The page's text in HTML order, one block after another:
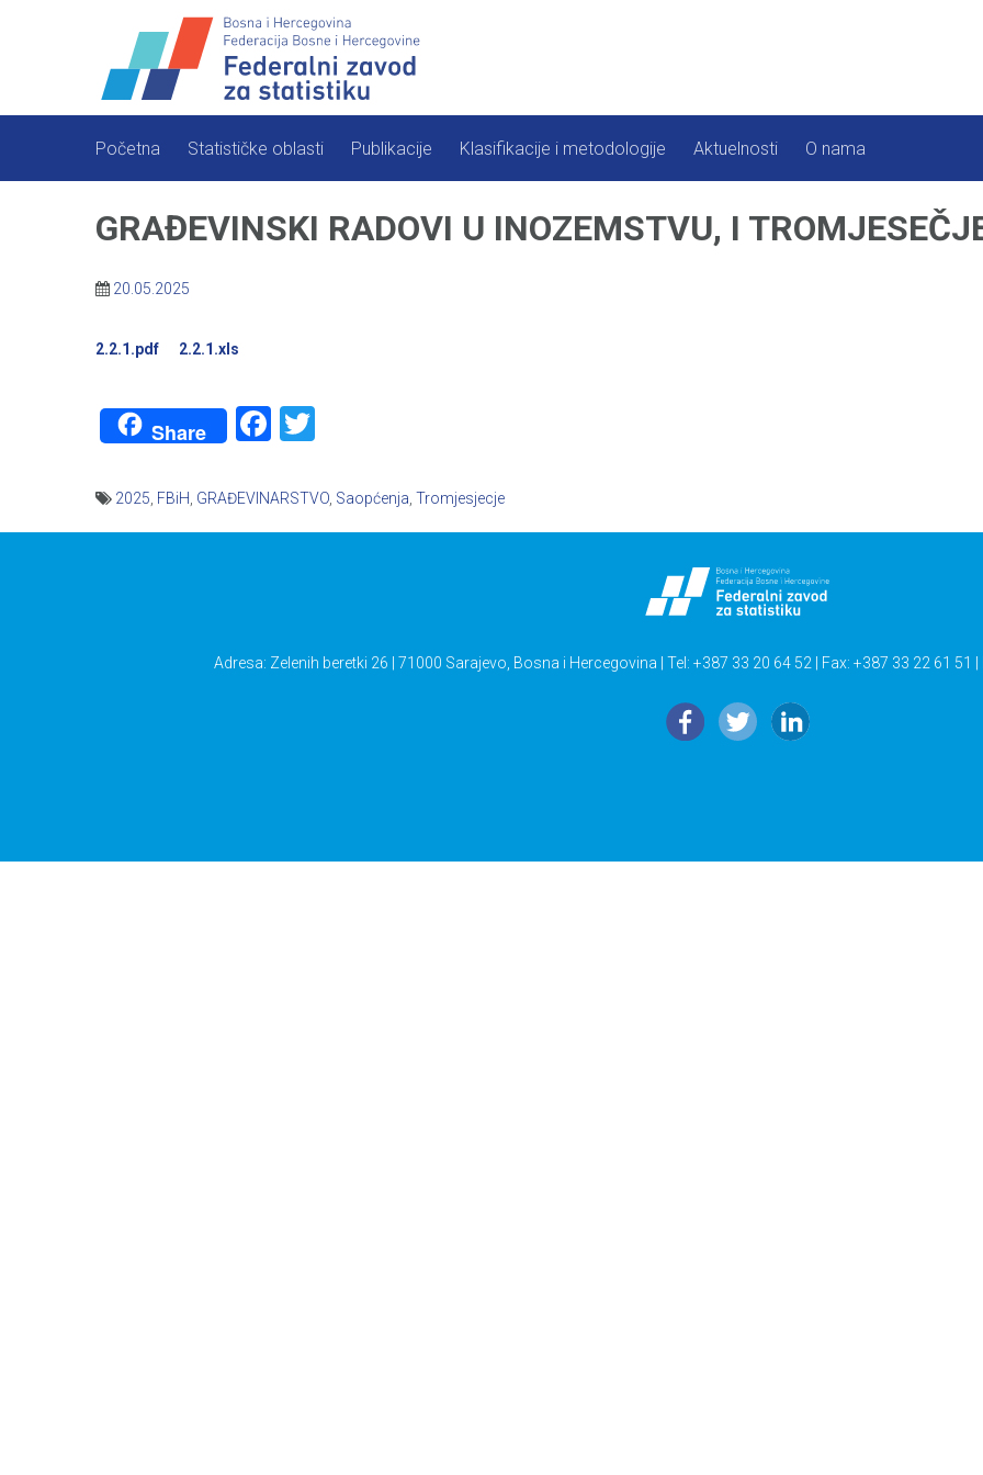
Početna Statističke oblasti Publikacije Klasifikacije i metodologije Aktuelnosti O nama
GRAĐEVINSKI RADOVI U INOZEMSTVU, I
20.05.2025
2.2.1.pdf 2.2.1.xls
Share Facebook
2025 FBiH GRAĐEVINARSTVO Saopćenja Tromjesjecje
Adresa: Zelenih beretki 26 | 71000 Sarajevo, Bosna i Hercegovina | Tel: +387 33 20 64 52 | Fax: +387 33 22 61 51 |